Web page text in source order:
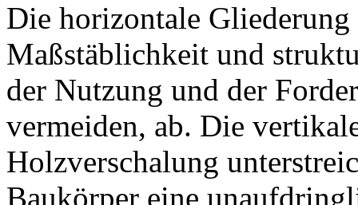
Die horizontale Gliederung
Maßstäblichkeit und
der Nutzung und der
vermeiden, ab. Die
Holzverschalung
Baukörper eine